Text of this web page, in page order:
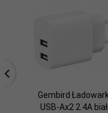
Gembird
USB-Ax2 2.4A